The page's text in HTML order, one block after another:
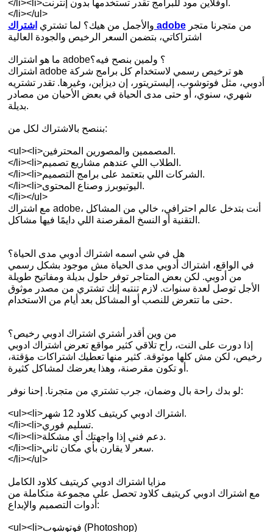
</li><li>أوفلاين مود للبرامج تقدر تستخدمها بدون إنترنت.
</li></ul>
والأجمل من هيك؟ لما تشتري اشتراك adobeمن متجرنا متجر
اشتراكاتي، بتضمن السعر الرخيص والجودة العالية
ما هو اشتراك adobe؟ ولمين بنصح فيه؟
اشتراك adobe هو ترخيص رسمي لاستخدام كل برامج شركة
أدوبي، مثل فوتوشوب، إليستريتور، إن ديزاين، وغيرها. تقدر تشتريه
شهري، سنوي، أو حتى مدى الحياة في بعض الأحيان من مصادر
بديلة.
بننصح بالاشتراك لكل من:
<ul><li>المصممين والمصورين المحترفين.
</li><li>الطلاب اللي عندهم مشاريع تصميم.
</li><li>الشركات اللي بتعتمد على برامج التصميم.
</li><li>اليوتيوبرز وصناع المحتوى.
</li></ul>
مع اشتراك adobe، أنت بتدخل عالم احترافي، خالي من المشاكل
التقنية أو النسخ المقرصنة اللي دايمًا فيها مشاكل.
هل في شي اسمه اشتراك أدوبي مدى الحياة؟
في الواقع، اشتراك أدوبي مدى الحياة مش موجود بشكل رسمي
من أدوبي. لكن بعض المتاجر توفر حلول بديلة ومفاتيح طويلة
الأجل توصل لعدة سنوات. لازم تنتبه إنك تشتري من مصدر موثوق
حتى ما تتعرض للنصب أو المشاكل بعد أيام من الاستخدام.
من وين أقدر أشتري اشتراك ادوبي رخيص؟
إذا دورت على النت، راح تلاقي كثير مواقع تعرض اشتراك ادوبي
رخيص، لكن مش كلها موثوقة. كثير منها تعطيك اشتراكات مؤقتة،
أو تكون مقرصنة، وهذا يعرضك لمشاكل كثيرة.
لو بدك راحة بال وضمان، جرب تشتري من متجرنا. إحنا نوفر:
<ul><li>اشتراك ادوبي كريتيف كلاود 12 شهر.
</li><li>تسليم فوري.
</li><li>دعم فني إذا واجهتك أي مشكلة.
</li><li>سعر لا يقارن بأي مكان ثاني.
</li></ul>
مزايا اشتراك ادوبي كريتيف كلاود الكامل
مع اشتراك ادوبي كريتيف كلاود تحصل على مجموعة متكاملة من
أدوات التصميم والإبداع:
<ul><li>فوتوشوب (Photoshop)